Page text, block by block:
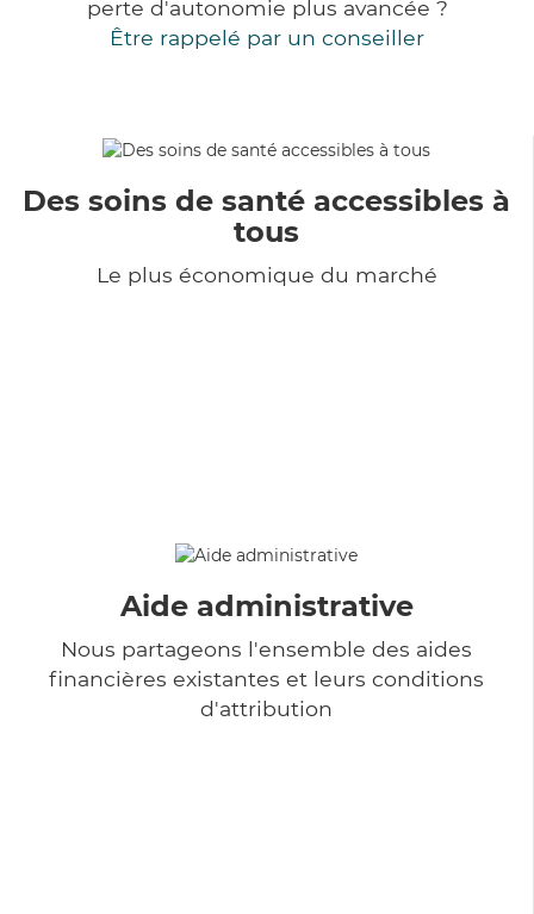
perte d'autonomie plus avancée ?
Être rappelé par un conseiller
Des soins de santé accessibles à
tous
Le plus économique du marché
Aide administrative
Nous partageons l'ensemble des aides
financières existantes et leurs conditions
d'attribution